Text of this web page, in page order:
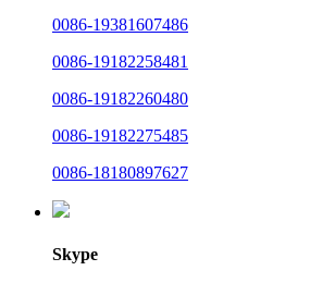
0086-19381607486
0086-19182258481
0086-19182260480
0086-19182275485
0086-18180897627
Skype